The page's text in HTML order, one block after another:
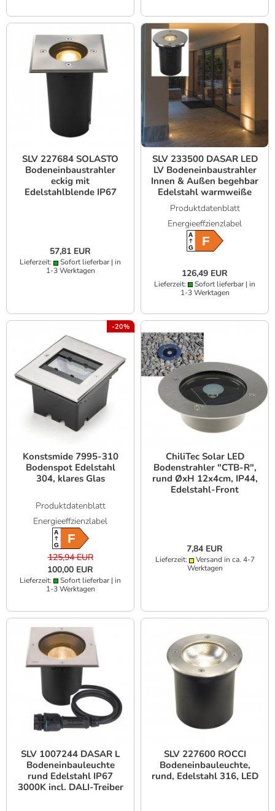
SLV 227684 SOLASTO
Bodeneinbaustrahler
eckig mit
Edelstahlblende IP67
57,81 EUR
Lieferzeit:
Sofort lieferbar | in
1-3 Werktagen
SLV 233500 DASAR LED
LV Bodeneinbaustrahler
Innen & Außen begehbar
Edelstahl warmweiße
LED IP67
Produktdatenblatt
Energieeffzienzlabel
A
GF
126,49 EUR
Lieferzeit:
Sofort lieferbar | in
1-3 Werktagen
-20%
Konstsmide 7995-310
Bodenspot Edelstahl
304, klares Glas
Produktdatenblatt
Energieeffzienzlabel
A
GF
125,94 EUR
100,00 EUR
Lieferzeit:
Sofort lieferbar | in
1-3 Werktagen
ChiliTec Solar LED
Bodenstrahler "CTB-R",
rund ØxH 12x4cm, IP44,
Edelstahl-Front
7,84 EUR
Lieferzeit:
Versand in ca. 4-7
Werktagen
SLV 1007244 DASAR L
Bodeneinbauleuchte
rund Edelstahl IP67
3000K incl. DALI-Treiber
SLV 227600 ROCCI
Bodeneinbauleuchte,
rund, Edelstahl 316, LED